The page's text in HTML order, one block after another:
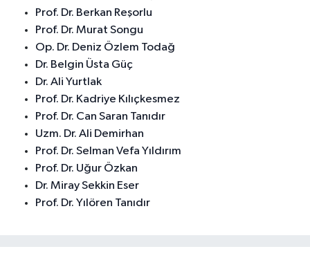
Prof. Dr. Berkan Reşorlu
Prof. Dr. Murat Songu
Op. Dr. Deniz Özlem Todağ
Dr. Belgin Üsta Güç
Dr. Ali Yurtlak
Prof. Dr. Kadriye Kılıçkesmez
Prof. Dr. Can Saran Tanıdır
Uzm. Dr. Ali Demirhan
Prof. Dr. Selman Vefa Yıldırım
Prof. Dr. Uğur Özkan
Dr. Miray Sekkin Eser
Prof. Dr. Yılören Tanıdır